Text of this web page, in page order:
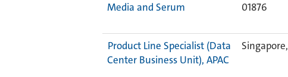
Media and Serum
01876
Product Line Specialist (Data
Center Business Unit), APAC